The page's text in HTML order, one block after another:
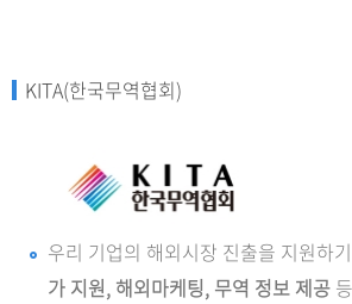
KITA(한국무역협회)
우리 기업의 해외시장 진출을 지원하
가 지원, 해외마케팅, 무역 정보 제공